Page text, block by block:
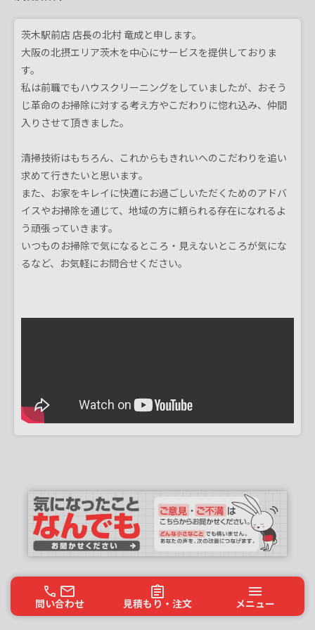
茨木駅前店 店長の北村 竜成と申します。
大阪の北摂エリア茨木を中心にサービスを提供しておりま
す。
私は前職でもハウスクリーニングをしていましたが、おそう
じ革命のお掃除に対する考え方やこだわりに惚れ込み、仲間
入りさせて頂きました。
清掃技術はもちろん、これからもきれいへのこだわりを追い
求めて行きたいと思います。
また、お家をキレイに快適にお過ごしいただくためのアドバ
イスやお掃除を通じて、地域の方に頼られる存在になれるよ
う頑張っていきます。
いつものお掃除で気になるところ・見えないところが気にな
るなど、お気軽にお問合せください。
問い合わせ 見積もり・注文 メニュー